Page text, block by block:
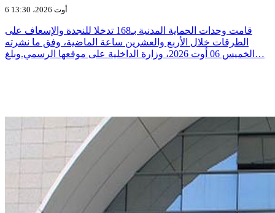
6 أوت 2026، 13:30
قامت وحدات الحماية المدنية بـ168 تدخلا للنجدة والإسعاف على
الطرقات خلال الأربع والعشرين ساعة الماضية، وفق ما نشرته
الخميس 06 أوت 2026، وزارة الداخلية على موقعها الرسمي.وبلغ…